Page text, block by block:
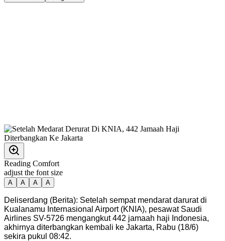
Reading Comfort
adjust the font size
A A A A
Deliserdang (Berita): Setelah sempat mendarat darurat di
Kualanamu Internasional Airport (KNIA), pesawat Saudi
Airlines SV-5726 mengangkut 442 jamaah haji Indonesia,
akhirnya diterbangkan kembali ke Jakarta, Rabu (18/6)
sekira pukul 08:42.